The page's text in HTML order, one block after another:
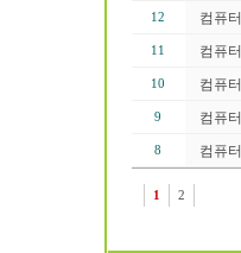
12 컴퓨터
11 컴퓨터
10 컴퓨터
9 컴퓨터
8 컴퓨터
1 2